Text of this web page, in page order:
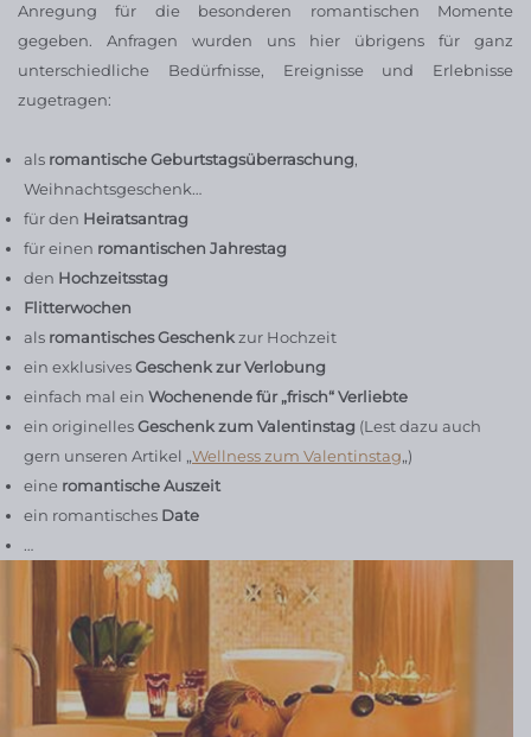
Anregung für die besonderen romantischen Momente
gegeben. Anfragen wurden uns hier übrigens für ganz
unterschiedliche Bedürfnisse, Ereignisse und Erlebnisse
zugetragen:
als romantische Geburtstagsüberraschung,
Weihnachtsgeschenk…
für den Heiratsantrag
für einen romantischen Jahrestag
den Hochzeitsstag
Flitterwochen
als romantisches Geschenkzur Hochzeit
ein exklusivesGeschenk zur Verlobung
einfach mal ein Wochenende für „frisch“ Verliebte
ein originellesGeschenk zum Valentinstag (Lest dazu auch
gern unseren Artikel „Wellness zum Valentinstag„)
eine romantische Auszeit
ein romantisches Date
…